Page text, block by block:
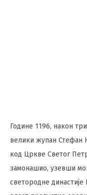
Године 1196, након
велики жупан Стефан
код Цркве Светог
замонашио, узевши
светородне